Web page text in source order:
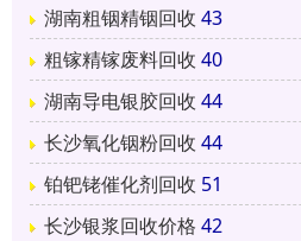
湖南粗铟精铟回收 43
粗镓精镓废料回收 40
湖南导电银胶回收 44
长沙氧化铟粉回收 44
铂钯铑催化剂回收 51
长沙银浆回收价格 42